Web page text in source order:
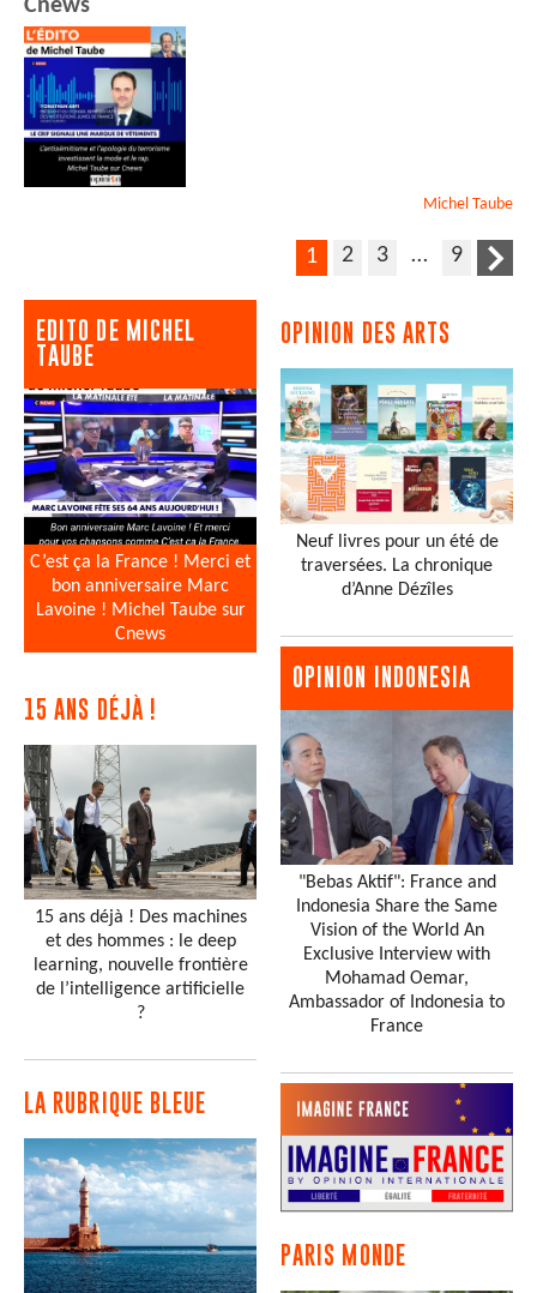
Cnews
Michel Taube
1 2 3 … 9
EDITO DE MICHEL
TAUBE
C’est ça la France ! Merci et
bon anniversaire Marc
Lavoine ! Michel Taube sur
Cnews
15 ANS DÉJÀ !
15 ans déjà ! Des machines
et des hommes : le deep
learning, nouvelle frontière
de l’intelligence artificielle
?
LA RUBRIQUE BLEUE
OPINION DES ARTS
Neuf livres pour un été de
traversées. La chronique
d’Anne Dézîles
OPINION INDONESIA
"Bebas Aktif": France and
Indonesia Share the Same
Vision of the World An
Exclusive Interview with
Mohamad Oemar,
Ambassador of Indonesia to
France
PARIS MONDE